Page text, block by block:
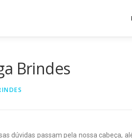
Brindes
dúvidas passam pela nossa cabeça,